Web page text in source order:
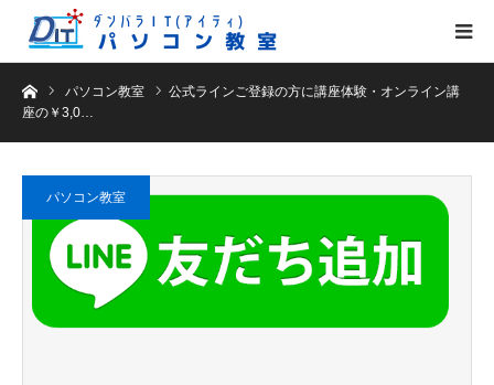
ホームパソコン教室
公式ラインご登録の方に講座体験・オンライン講
座の￥3,0…
パソコン教室